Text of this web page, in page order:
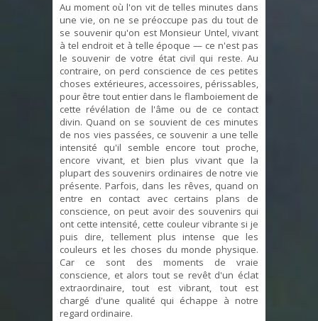
Au moment où l'on vit de telles minutes dans
une vie, on ne se préoccupe pas du tout de
se souvenir qu'on est Monsieur Untel, vivant
à tel endroit et à telle époque — ce n'est pas
le souvenir de votre état civil qui reste. Au
contraire, on perd conscience de ces petites
choses extérieures, accessoires, périssables,
pour être tout entier dans le flamboiement de
cette révélation de l'âme ou de ce contact
divin. Quand on se souvient de ces minutes
de nos vies passées, ce souvenir a une telle
intensité qu'il semble encore tout proche,
encore vivant, et bien plus vivant que la
plupart des souvenirs ordinaires de notre vie
présente. Parfois, dans les rêves, quand on
entre en contact avec certains plans de
conscience, on peut avoir des souvenirs qui
ont cette intensité, cette couleur vibrante si je
puis dire, tellement plus intense que les
couleurs et les choses du monde physique.
Car ce sont des moments de vraie
conscience, et alors tout se revêt d'un éclat
extraordinaire, tout est vibrant, tout est
chargé d'une qualité qui échappe à notre
regard ordinaire.